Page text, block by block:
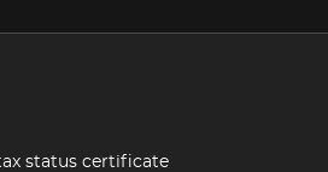
status certificate